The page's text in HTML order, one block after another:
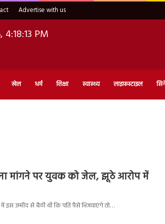
Advertise with us
PM
खेल धर्म शिक्षा स्वास्थ्य लाइफ़स्टाइल
मांगने पर युवक को जेल, झूठे आरोप में
उम्मीद से बैठी थी कि पति पैसे भिजवाएंगे तो…